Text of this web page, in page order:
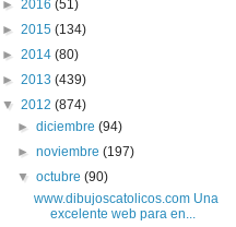
► 2016 (51)
► 2015 (134)
► 2014 (80)
► 2013 (439)
▼ 2012 (874)
►diciembre(94)
►noviembre(197)
▼octubre(90)
www.dibujoscatolicos.com Una
excelente web para en...